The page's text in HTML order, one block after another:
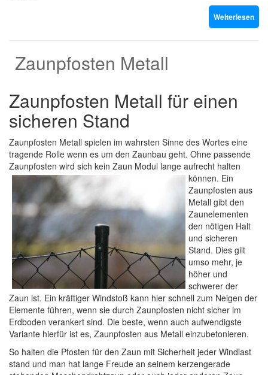
Weiterlesen
Zaunpfosten Metall
Zaunpfosten Metall für einen
sicheren Stand
Zaunpfosten Metall spielen im wahrsten Sinne des Wortes eine
tragende Rolle wenn es um den Zaunbau geht. Ohne passende
Zaunpfosten wird sich kein Zaun Modul lange aufrecht halten
können. Ein
Zaunpfosten aus
Metall gibt den
Zaunelementen
den nötigen Halt
und sicheren
Stand. Dies gilt
umso mehr, je
höher und
schwerer der
Zaun ist. Ein kräftiger Windstoß kann hier schnell zum Neigen der
Elemente führen, wenn sie durch Zaunpfosten nicht sicher im
Erdboden verankert sind. Die beste, wenn auch aufwendigste
Variante hierfür ist es, Zaunpfosten aus Metall einzubetonieren.
So halten die Pfosten für den Zaun mit Sicherheit jeder Windlast
stand und man hat lange Freude an seinem kerzengerade